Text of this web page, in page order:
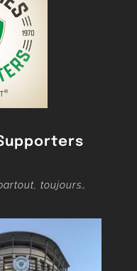
toujours…